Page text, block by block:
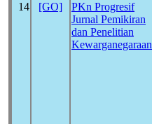
14 [GO]
PKn Progresif
Jurnal Pemikiran
dan Penelitian
Kewarganegaraan